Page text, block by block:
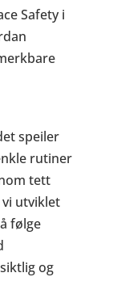
Safety i
speiler
rutiner
tett
utviklet
følge
og